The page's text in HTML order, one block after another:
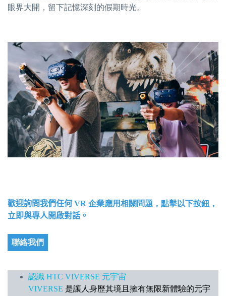
眼界大開，留下記憶深刻的假期時光。
歡迎詢問我們任何 VR 企業應用相關問題，點擊以下按鈕，
立即與專人開啟對話。
聯絡我們
認識 HTC VIVERSE 元宇宙
VIVERSE 是讓人身歷其境且擁有無限新體驗的元宇